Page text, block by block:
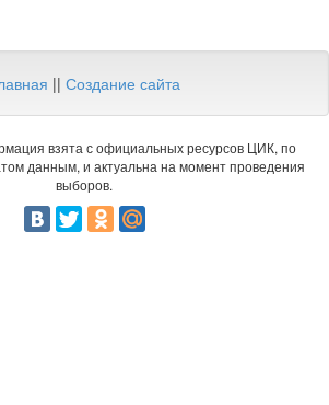
|| Создание сайта
взята с официальных ресурсов ЦИК, по
данным, и актуальна на момент проведения
выборов.